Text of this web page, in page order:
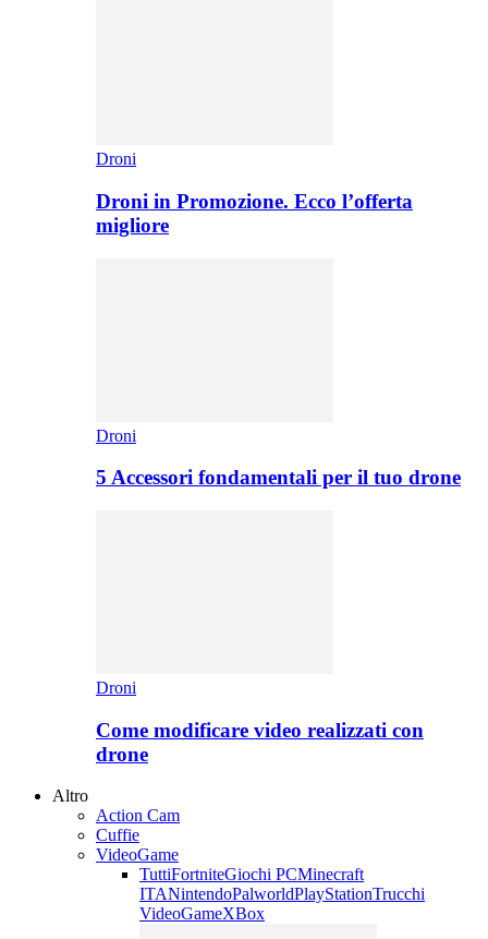
Droni
Droni in Promozione. Ecco l’offerta
migliore
Droni
5 Accessori fondamentali per il tuo drone
Droni
Come modificare video realizzati con
drone
Altro
Action Cam
Cuffie
VideoGame
TuttiFortniteGiochi PCMinecraft
ITANintendoPalworldPlayStationTrucchi
VideoGameXBox